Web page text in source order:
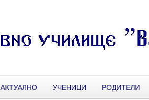
АКТУАЛНО УЧЕНИЦИ РОДИТЕЛИ